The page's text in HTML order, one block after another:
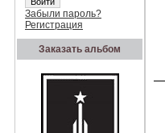
Забыли пароль?
Регистрация
Заказать альбом